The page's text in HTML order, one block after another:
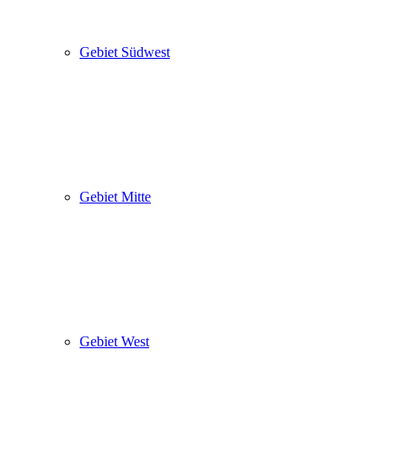
Gebiet Südwest
Gebiet Mitte
Gebiet West